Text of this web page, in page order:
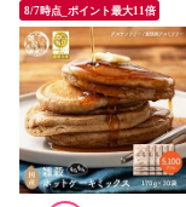
8/7時点_ポイント最大11倍